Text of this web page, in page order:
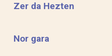
Zer da Hezten
Nor gara